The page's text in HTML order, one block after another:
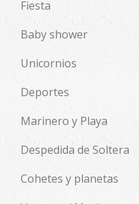
Fiesta
Baby shower
Unicornios
Deportes
Marinero y Playa
Despedida de Soltera
Cohetes y planetas